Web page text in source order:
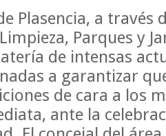
Plasencia, a través
Parques y
de intensas
a garantizar
de cara a los
ante la